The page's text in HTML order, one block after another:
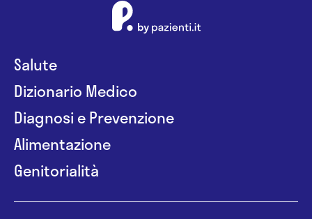
Salute
Dizionario Medico
Diagnosi e Prevenzione
Alimentazione
Genitorialità